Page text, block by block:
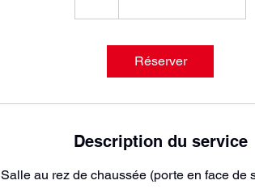
Réserver
Description du service
Salle au rez de chaussée (porte en face de